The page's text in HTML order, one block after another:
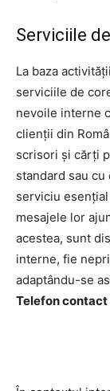
Serviciile
La baza
serviciile de
nevoile interne
clienții din
scrisori și cărți
standard sau
serviciu
mesajele lor
acestea, sunt
interne, fie
adaptându-se
Telefon contact